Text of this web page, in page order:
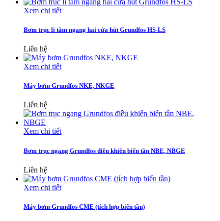
Xem chi tiết
Bơm trục li tâm ngang hai cửa hút Grundfos HS-LS
Liên hệ
Xem chi tiết
Máy bơm Grundfos NKE, NKGE
Liên hệ
Xem chi tiết
Bơm trục ngang Grundfos điều khiển biến tần NBE, NBGE
Liên hệ
Xem chi tiết
Máy bơm Grundfos CME (tích hợp biến tần)